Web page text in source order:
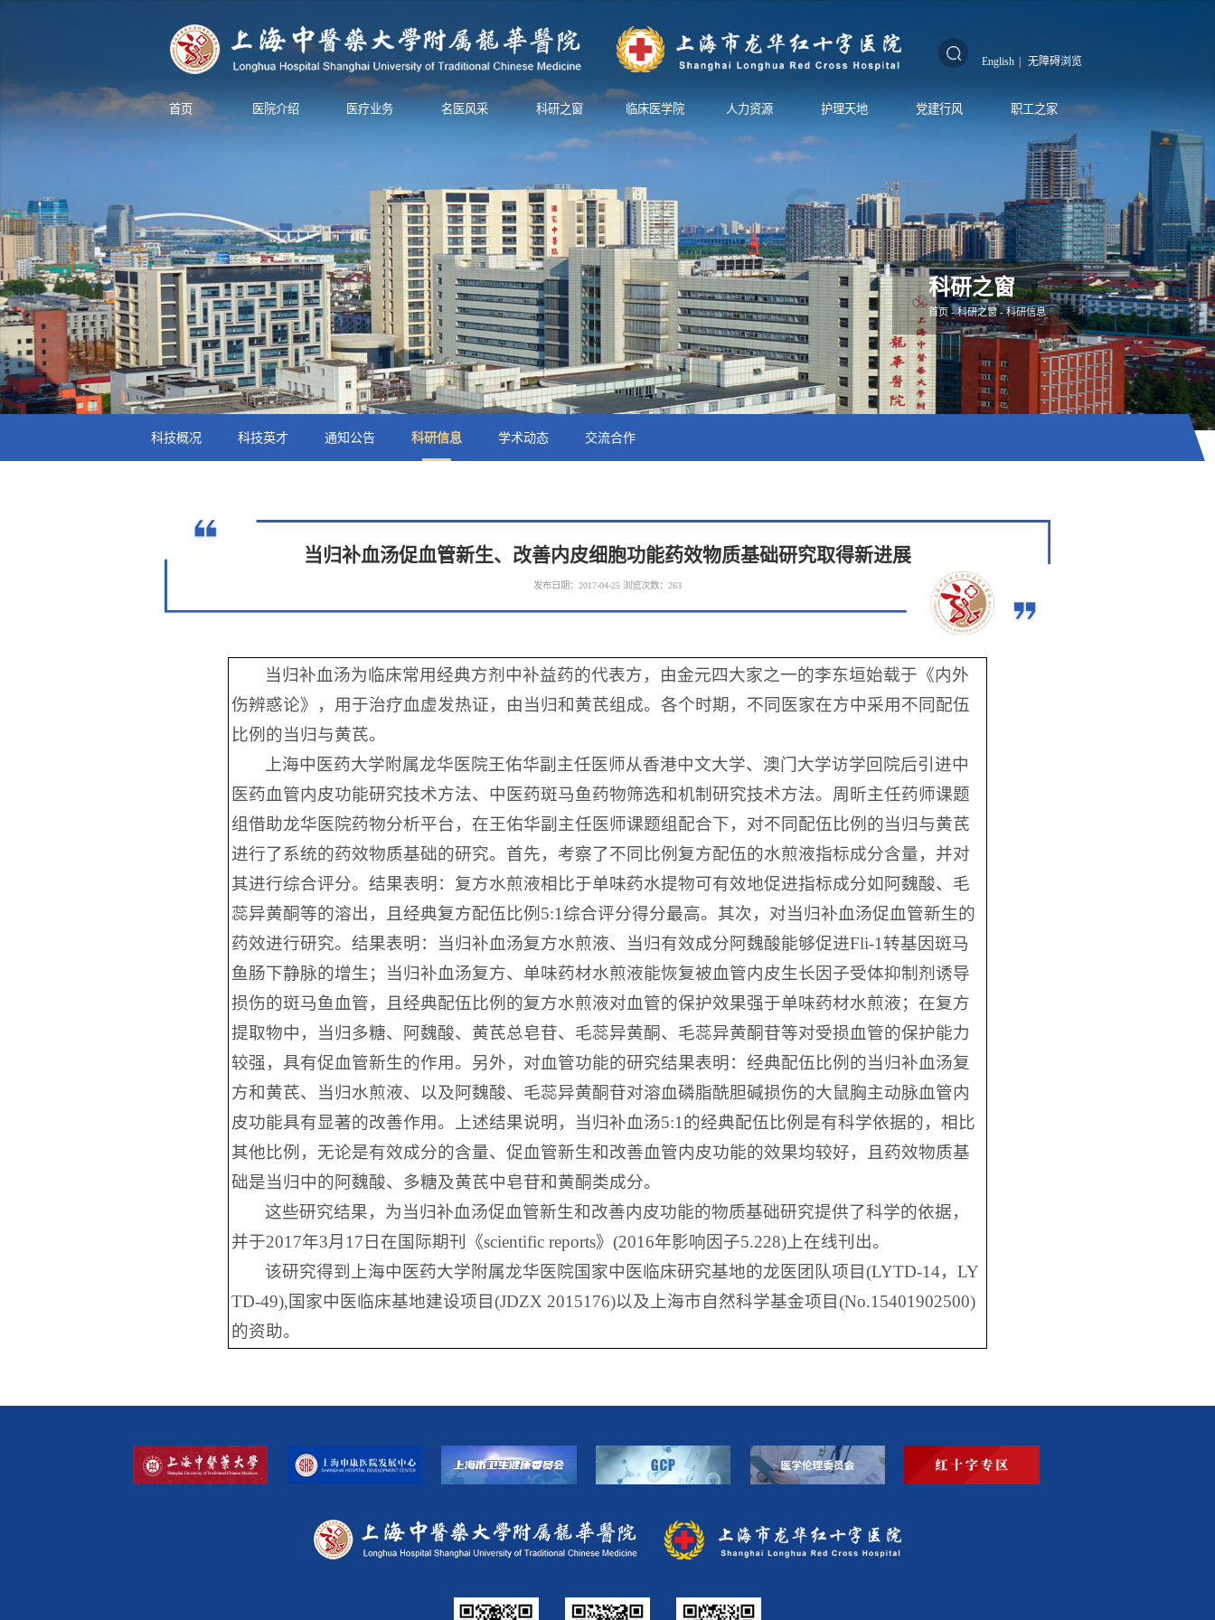
English | 无障碍浏览
首页 医院介绍 医疗业务 名医风采 科研之窗 临床医学院 人力资源 护理天地 党建行风 职工之家
科研之窗
首页- 科研之窗-科研信息
科技概况 科技英才 通知公告 科研信息 学术动态 交流合作
当归补血汤促血管新生、改善内皮细胞功能药效物质基础研究取得新进展
发布日期：2017-04-25 浏览次数： 263
当归补血汤为临床常用经典方剂中补益药的代表方，由金元四大家之一的李东垣始载于《内外
伤辨惑论》，用于治疗血虚发热证，由当归和黄芪组成。各个时期，不同医家在方中采用不同配伍
比例的当归与黄芪。
上海中医药大学附属龙华医院王佑华副主任医师从香港中文大学、澳门大学访学回院后引进中
医药血管内皮功能研究技术方法、中医药斑马鱼药物筛选和机制研究技术方法。周昕主任药师课题
组借助龙华医院药物分析平台，在王佑华副主任医师课题组配合下，对不同配伍比例的当归与黄芪
进行了系统的药效物质基础的研究。首先，考察了不同比例复方配伍的水煎液指标成分含量，并对
其进行综合评分。结果表明：复方水煎液相比于单味药水提物可有效地促进指标成分如阿魏酸、毛
蕊异黄酮等的溶出，且经典复方配伍比例5:1综合评分得分最高。其次，对当归补血汤促血管新生的
药效进行研究。结果表明：当归补血汤复方水煎液、当归有效成分阿魏酸能够促进Fli-1转基因斑马
鱼肠下静脉的增生；当归补血汤复方、单味药材水煎液能恢复被血管内皮生长因子受体抑制剂诱导
损伤的斑马鱼血管，且经典配伍比例的复方水煎液对血管的保护效果强于单味药材水煎液；在复方
提取物中，当归多糖、阿魏酸、黄芪总皂苷、毛蕊异黄酮、毛蕊异黄酮苷等对受损血管的保护能力
较强，具有促血管新生的作用。另外，对血管功能的研究结果表明：经典配伍比例的当归补血汤复
方和黄芪、当归水煎液、以及阿魏酸、毛蕊异黄酮苷对溶血磷脂酰胆碱损伤的大鼠胸主动脉血管内
皮功能具有显著的改善作用。上述结果说明，当归补血汤5:1的经典配伍比例是有科学依据的，相比
其他比例，无论是有效成分的含量、促血管新生和改善血管内皮功能的效果均较好，且药效物质基
础是当归中的阿魏酸、多糖及黄芪中皂苷和黄酮类成分。
这些研究结果，为当归补血汤促血管新生和改善内皮功能的物质基础研究提供了科学的依据，
并于2017年3月17日在国际期刊《scientific reports》(2016年影响因子5.228)上在线刊出。
该研究得到上海中医药大学附属龙华医院国家中医临床研究基地的龙医团队项目(LYTD-14，LY
TD-49),国家中医临床基地建设项目(JDZX 2015176)以及上海市自然科学基金项目(No.15401902500)
的资助。